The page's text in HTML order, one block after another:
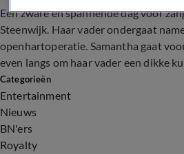
Een zware en spannende dag voor
Steenwijk. Haar vader ondergaat
openhartoperatie. Samantha gaat
even langs om haar vader een dikke
Categorieën
Entertainment
Nieuws
BN'ers
Royalty